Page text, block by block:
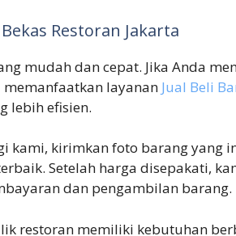
Restoran Jakarta
mudah dan cepat. Jika Anda
layanan Jual Beli
lebih efisien.
kami, kirimkan foto barang yang
Setelah harga disepakati,
dan pengambilan barang.
restoran memiliki kebutuhan